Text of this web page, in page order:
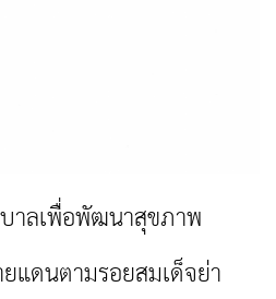
าลเพื่อพัฒนาสุขภาพ
แดนตามรอยสมเด็จย่า